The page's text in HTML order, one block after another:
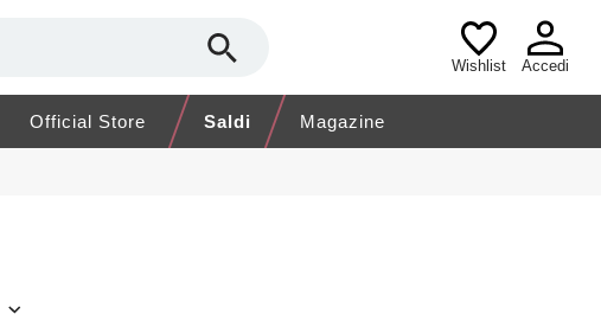
Wishlist Accedi
Official Store Saldi Magazine